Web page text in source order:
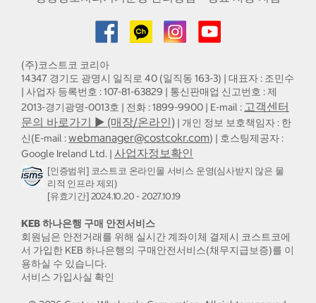
(주)코스트코 코리아
14347 경기도 광명시 일직로 40 (일직동 163-3) | 대표자 : 조민수
| 사업자 등록번호 : 107-81-63829 | 통신판매업 신고번호 : 제
2013-경기광명-0013호 | 전화 : 1899-9900 | E-mail : 고객센터
문의 바로가기 ▶ (매장/온라인) | 개인 정보 보호책임자 : 한
신(E-mail :webmanager@costcokr.com) | 호스팅제공자 :
Google Ireland Ltd. | 사업자정보확인
[인증범위] 코스트코 온라인몰 서비스 운영(심사받지 않은 물
리적 인프라 제외)
[유효기간] 2024.10.20 - 2027.10.19
KEB 하나은행 구매 안전서비스
회원님은 안전거래를 위해 실시간 계좌이체 결제시 코스트코에
서 가입한 KEB 하나은행의 구매안전서비스(채무지급보증)를 이
용하실 수 있습니다.
서비스 가입사실 확인